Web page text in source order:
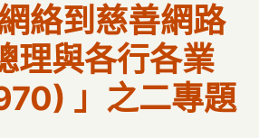
絡到慈善網路
理與各行各業
」之二專題